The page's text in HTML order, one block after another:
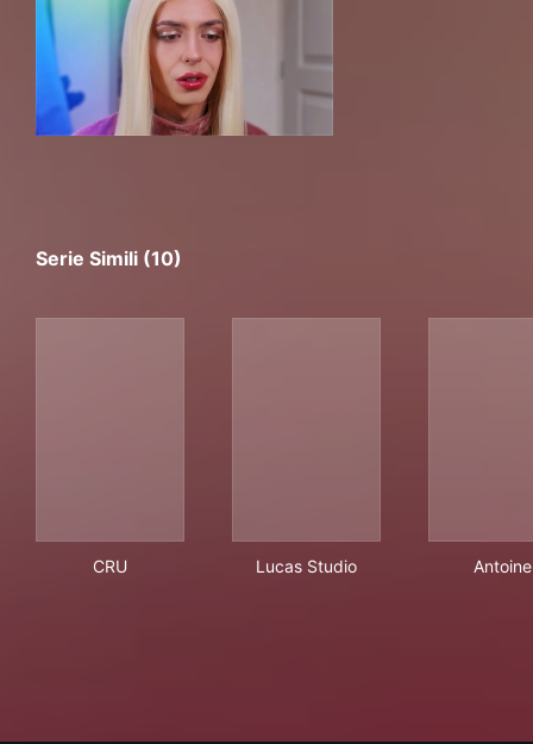
Serie Simili (10)
CRU Lucas Studio Antoine